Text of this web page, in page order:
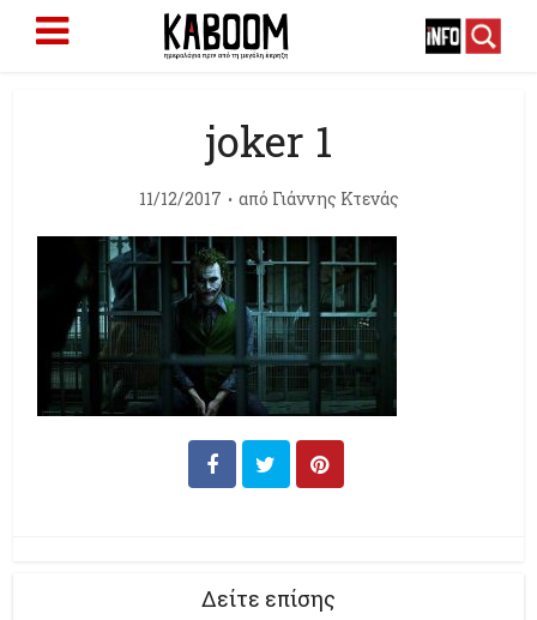
joker 1
11/12/2017 από Γιάννης Κτενάς
Δείτε επίσης